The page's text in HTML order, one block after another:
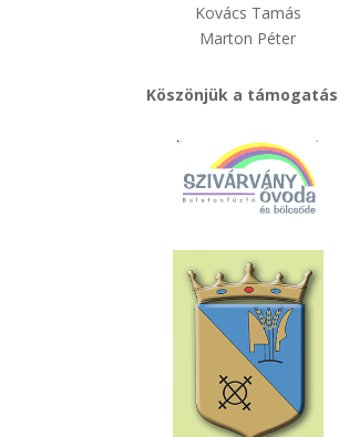
Kovács Tamás
Marton Péter
Köszönjük a